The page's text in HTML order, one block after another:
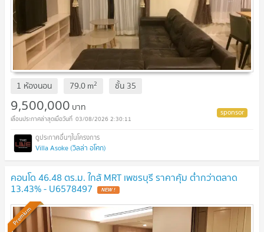
1 ห้องนอน 79.0m2 ชั้น 35
9,500,000 บาท
03/08/2026 2:30:11
Villa Asoke (วิลล่า อโศก)
คอนโด 46.48 ตร.ม. ใกล้ MRT เพชรบุรี ราคาคุ้ม ต่ำกว่าตลาด
13.43% - U6578497
Premium